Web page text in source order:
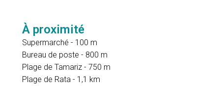
À proximité
Supermarché - 100 m
Bureau de poste - 800 m
Plage de Tamariz - 750 m
Plage de Rata - 1,1 km